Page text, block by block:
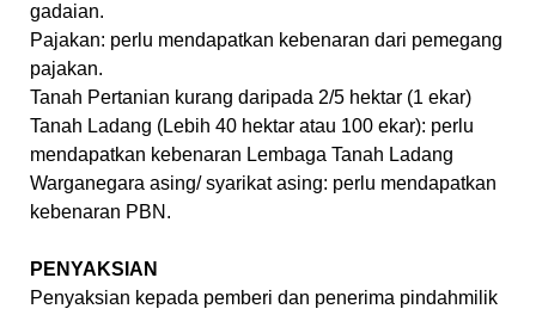
gadaian.
Pajakan: perlu mendapatkan kebenaran dari pemegang
pajakan.
Tanah Pertanian kurang daripada 2/5 hektar (1 ekar)
Tanah Ladang (Lebih 40 hektar atau 100 ekar): perlu
mendapatkan kebenaran Lembaga Tanah Ladang
Warganegara asing/ syarikat asing: perlu mendapatkan
kebenaran PBN.
PENYAKSIAN
Penyaksian kepada pemberi dan penerima pindahmilik